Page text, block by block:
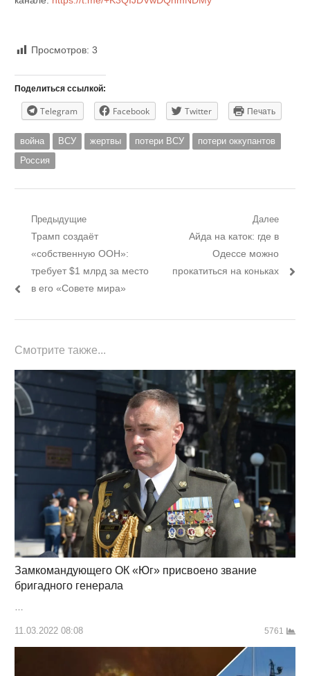
Просмотров: 3
Поделиться ссылкой:
Telegram Facebook Twitter Печать
война ВСУ жертвы потери ВСУ
потери оккупантов
Россия
Навигация
записям
Предыдущие
Предыдущий
пост:
Трамп создаёт
«собственную ООН»:
требует $1 млрд за место
в его «Совете мира»
Далее
Следующий
Айда на каток: где в
Одессе можно
прокатиться на коньках
Смотрите также...
Замкомандующего ОК «Юг» присвоено звание
бригадного генерала
…
11.03.2022 08:08 5761